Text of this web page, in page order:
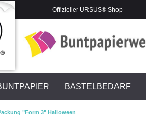
Offizieller URSUS® Shop
BASTELBEDARF
"Form 3" Halloween